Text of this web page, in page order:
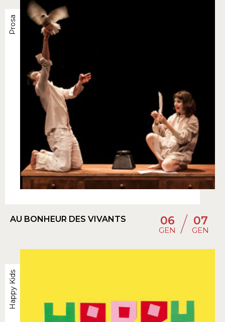
Prosa
AU BONHEUR DES VIVANTS 06
GEN / 07
GEN
Happy Kids